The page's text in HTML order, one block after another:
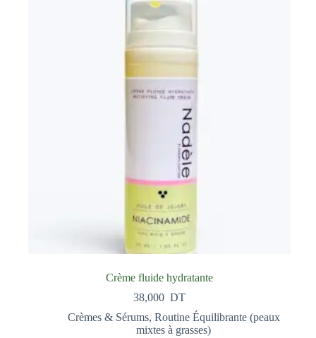
Crème fluide hydratante
38,000 DT
Crèmes & Sérums, Routine Équilibrante (peaux
mixtes à grasses)